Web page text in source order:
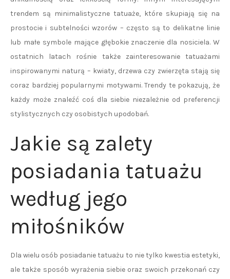
trendem są minimalistyczne tatuaże, które skupiają się na
prostocie i subtelności wzorów – często są to delikatne linie
lub małe symbole mające głębokie znaczenie dla nosiciela. W
ostatnich latach rośnie także zainteresowanie tatuażami
inspirowanymi naturą – kwiaty, drzewa czy zwierzęta stają się
coraz bardziej popularnymi motywami. Trendy te pokazują, że
każdy może znaleźć coś dla siebie niezależnie od preferencji
stylistycznych czy osobistych upodobań.
Jakie są zalety
posiadania tatuażu
według jego
miłośników
Dla wielu osób posiadanie tatuażu to nie tylko kwestia estetyki,
ale także sposób wyrażenia siebie oraz swoich przekonań czy